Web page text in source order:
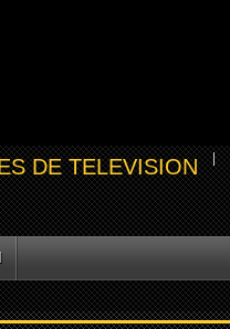
DE TELEVISION